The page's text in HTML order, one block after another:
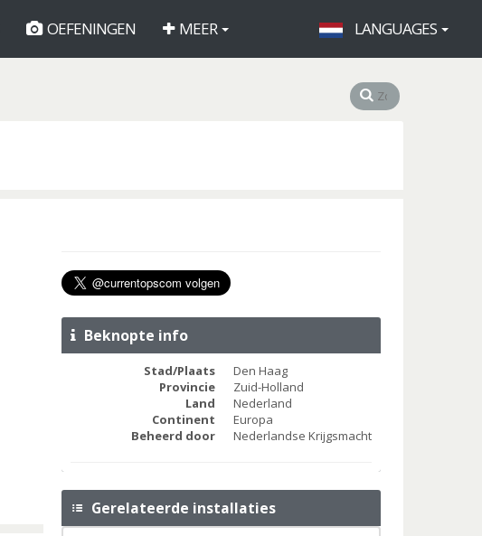
OEFENINGEN MEER LANGUAGES
Beknopte info
Stad/Plaats
Den Haag
Provincie
Zuid-Holland
Land
Nederland
Continent
Europa
Beheerd door
Nederlandse Krijgsmacht
Gerelateerde installaties